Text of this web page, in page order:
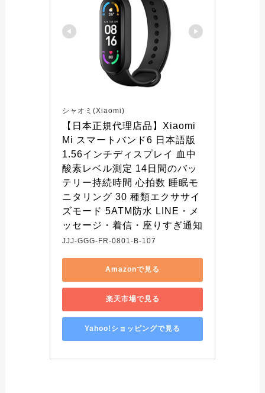
シャオミ(Xiaomi)
【日本正規代理店品】Xiaomi
Mi スマートバンド6 日本語版
1.56インチディスプレイ 血中
酸素レベル測定 14日間のバッ
テリー持続時間 心拍数 睡眠モ
ニタリング 30 種類エクササイ
ズモード 5ATM防水 LINE・メ
ッセージ・着信・座りすぎ通知
JJJ-GGG-FR-0801-B-107
Amazonで見る
楽天市場で見る
Yahoo!ショッピングで見る